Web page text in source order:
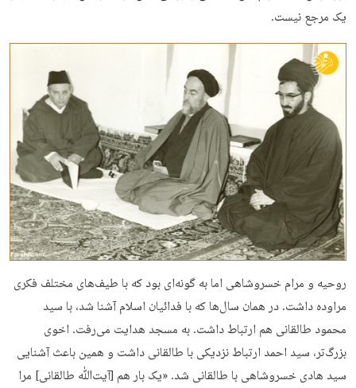
یک مرجع نیست.
روحیه و مرام خسروشاهی اما به گونه‌ای بود که با طیف‌های مختلف فکری
مراوده داشت. در همان سال‌ها که با فدائیان اسلام آشنا شد، با سید
محمود طالقانی هم ارتباط داشت. به مسجد هدایت می‌­رفت. اخوی
بزرگ‌تر، سید احمد ارتباط نزدیکی با طالقانی داشت و همین باعث آشنایی
سید هادی خسروشاهی با طالقانی شد. «یک بار هم [آیت‌ﷲ طالقانی] مرا